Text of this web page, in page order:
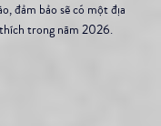
đảm bảo sẽ có một địa
trong năm 2026.